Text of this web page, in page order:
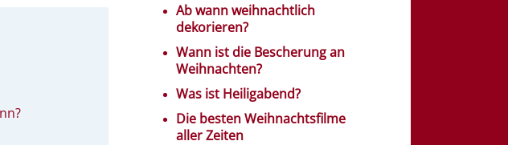
Ab wann weihnachtlich
dekorieren?
Wann ist die Bescherung an
Weihnachten?
Was ist Heiligabend?
Die besten Weihnachtsfilme
aller Zeiten